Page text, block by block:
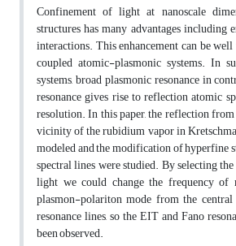
Confinement of light at nanoscale
structures has many advantages including
interactions. This enhancement can be
coupled atomic-plasmonic systems. In
systems, broad plasmonic resonance in
resonance gives rise to reflection atomic
resolution. In this paper, the reflection
vicinity of the rubidium vapor in
modeled and the modification of hyperfine
spectral lines were studied. By selecting
light we could change the frequency of
plasmon-polariton mode from the
resonance lines, so the EIT and Fano
been observed.